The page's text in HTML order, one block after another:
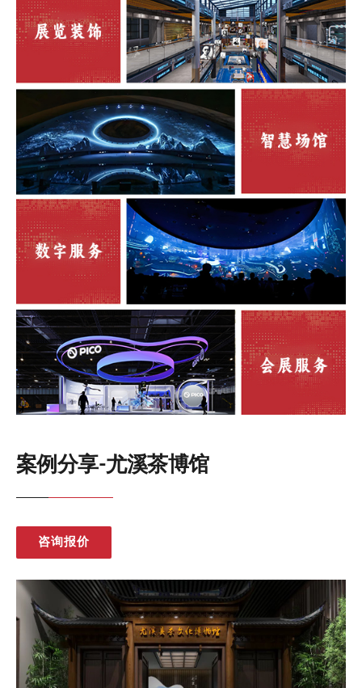
案例分享-尤溪茶博馆
咨询报价